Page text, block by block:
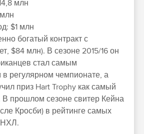
млн
$1 млн
богатый контракт с
$84 млн). В сезоне 2015/16 он
стал самым
в регулярном чемпионате, а
приз Hart Trophy как самый
В прошлом сезоне свитер Кейна
Кросби) в рейтинге самых
НХЛ.